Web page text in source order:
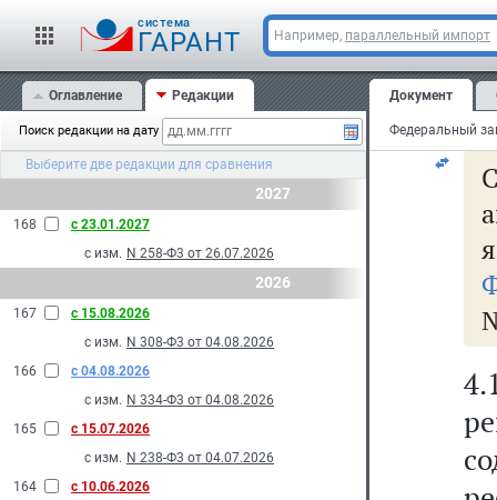
cистема
ГАРАНТ Например, параллельный импорт
Оглавление Редакции
Поиск редакции на дату
Выберите две редакции для сравнения
2027
168
с 23.01.2027
с изм. N 258-Ф3 от 26.07.2026
2026
167
с 15.08.2026
с изм. N 308-Ф3 от 04.08.2026
166
с 04.08.2026
с изм. N 334-Ф3 от 04.08.2026
165
с 15.07.2026
с изм. N 238-Ф3 от 04.07.2026
164
с 10.06.2026
Документ